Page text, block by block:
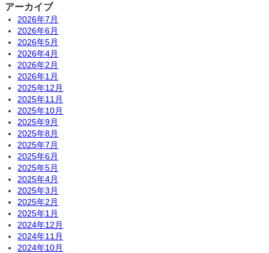
アーカイブ
2026年7月
2026年6月
2026年5月
2026年4月
2026年2月
2026年1月
2025年12月
2025年11月
2025年10月
2025年9月
2025年8月
2025年7月
2025年6月
2025年5月
2025年4月
2025年3月
2025年2月
2025年1月
2024年12月
2024年11月
2024年10月